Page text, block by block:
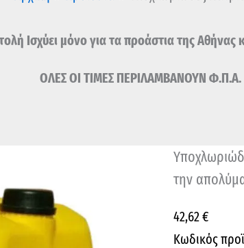
Ισχύει μόνο για τα προάστια της Αθήνας
ΟΛΕΣ ΟΙ ΤΙΜΕΣ ΠΕΡΙΛΑΜΒΑΝΟΥΝ Φ.Π.Α.
την
42,62€
Κωδικός